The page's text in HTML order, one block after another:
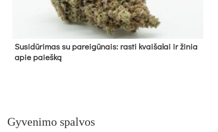
Su­si­dū­ri­mas su pa­rei­gū­nais: ras­ti kvai­ša­lai ir ži­nia
apie paieš­ką
Gyvenimo spalvos